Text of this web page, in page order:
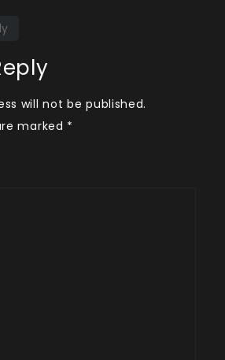
will not be published.
marked *